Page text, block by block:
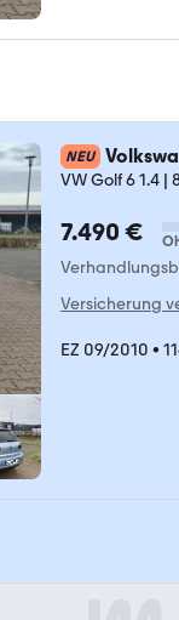
NEU
VW Golf 6 1.4 |
7.490 €
Versicherung
EZ 09/2010 •